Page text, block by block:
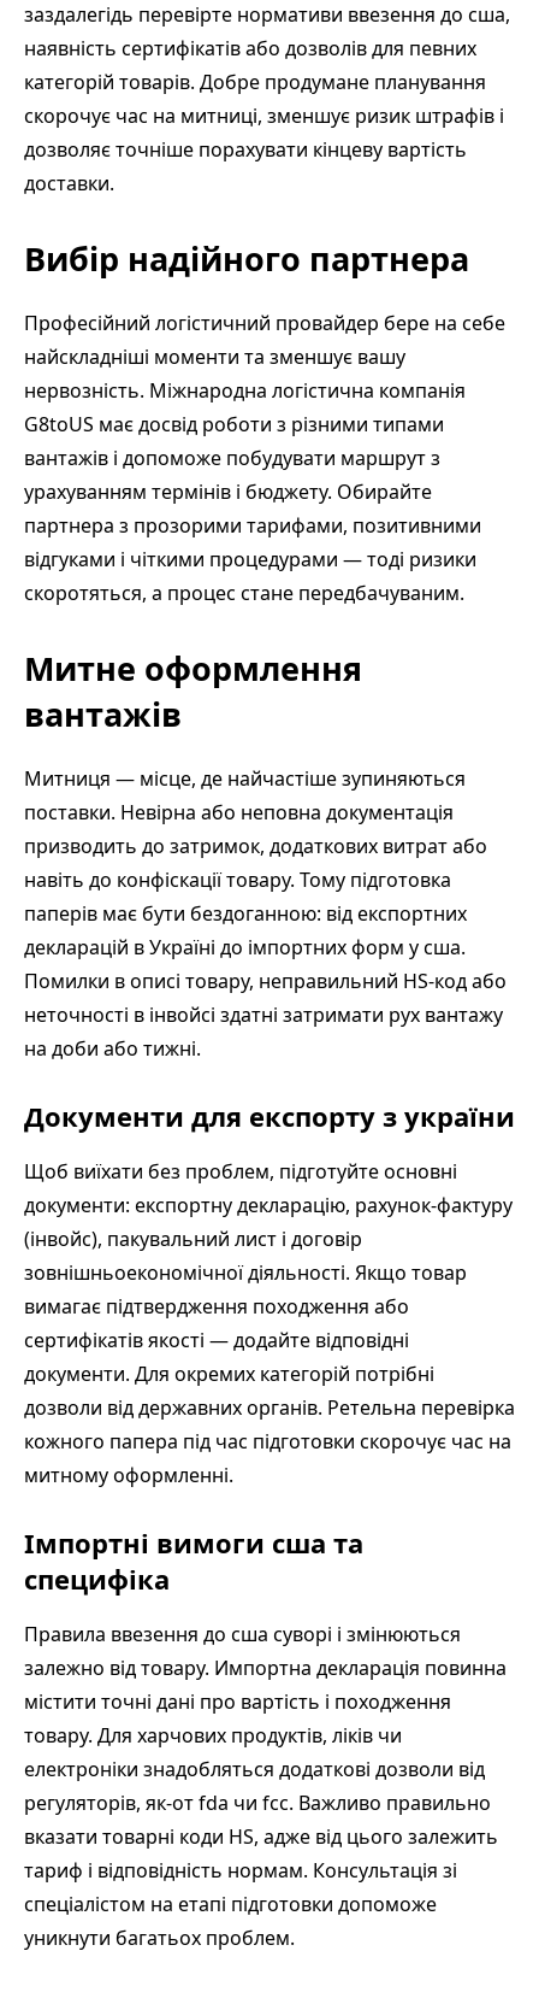
заздалегідь перевірте нормативи ввезення до сша,
наявність сертифікатів або дозволів для певних
категорій товарів. Добре продумане планування
скорочує час на митниці, зменшує ризик штрафів і
дозволяє точніше порахувати кінцеву вартість
доставки.
Вибір надійного партнера
Професійний логістичний провайдер бере на себе
найскладніші моменти та зменшує вашу
нервозність. Міжнародна логістична компанія
G8toUS має досвід роботи з різними типами
вантажів і допоможе побудувати маршрут з
урахуванням термінів і бюджету. Обирайте
партнера з прозорими тарифами, позитивними
відгуками і чіткими процедурами — тоді ризики
скоротяться, а процес стане передбачуваним.
Митне оформлення
вантажів
Митниця — місце, де найчастіше зупиняються
поставки. Невірна або неповна документація
призводить до затримок, додаткових витрат або
навіть до конфіскації товару. Тому підготовка
паперів має бути бездоганною: від експортних
декларацій в Україні до імпортних форм у сша.
Помилки в описі товару, неправильний HS-код або
неточності в інвойсі здатні затримати рух вантажу
на доби або тижні.
Документи для експорту з україни
Щоб виїхати без проблем, підготуйте основні
документи: експортну декларацію, рахунок-фактуру
(інвойс), пакувальний лист і договір
зовнішньоекономічної діяльності. Якщо товар
вимагає підтвердження походження або
сертифікатів якості — додайте відповідні
документи. Для окремих категорій потрібні
дозволи від державних органів. Ретельна перевірка
кожного папера під час підготовки скорочує час на
митному оформленні.
Імпортні вимоги сша та
специфіка
Правила ввезення до сша суворі і змінюються
залежно від товару. Импортна декларація повинна
містити точні дані про вартість і походження
товару. Для харчових продуктів, ліків чи
електроніки знадобляться додаткові дозволи від
регуляторів, як-от fda чи fcc. Важливо правильно
вказати товарні коди HS, адже від цього залежить
тариф і відповідність нормам. Консультація зі
спеціалістом на етапі підготовки допоможе
уникнути багатьох проблем.